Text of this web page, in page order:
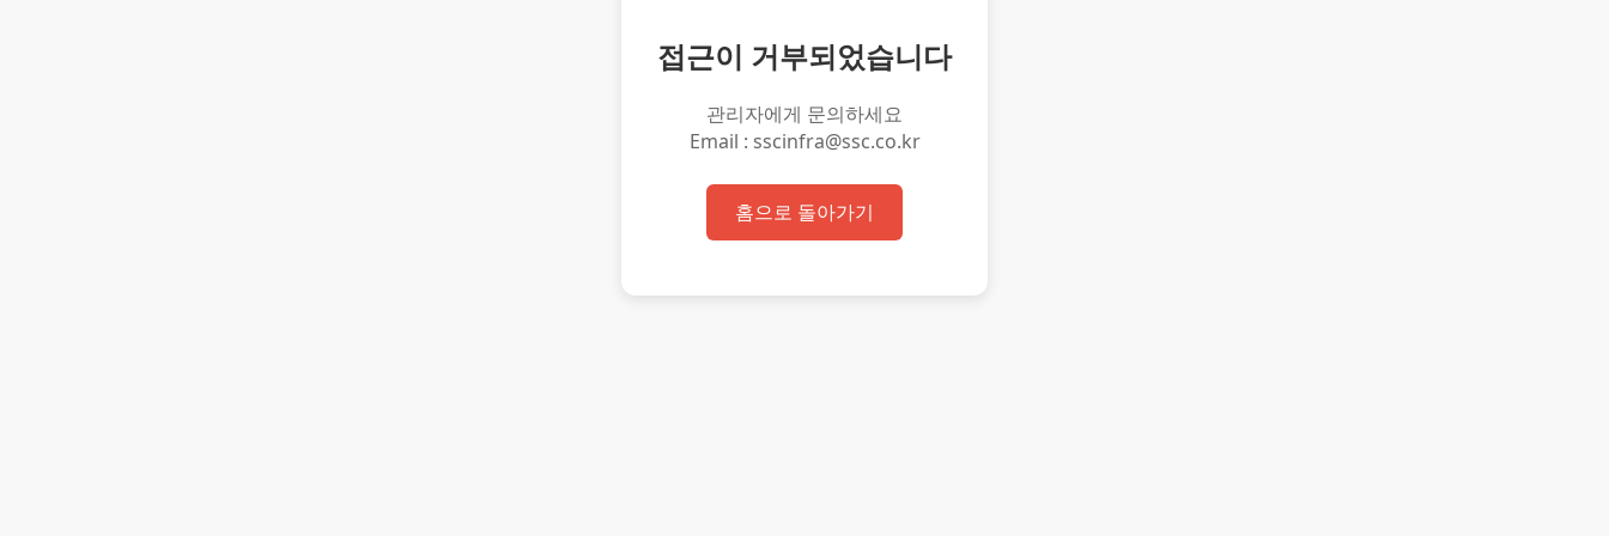
접근이 거부되었습니다
관리자에게 문의하세요
Email : sscinfra@ssc.co.kr
홈으로 돌아가기